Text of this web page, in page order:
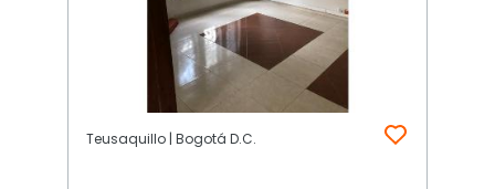
Teusaquillo | Bogotá D.C.